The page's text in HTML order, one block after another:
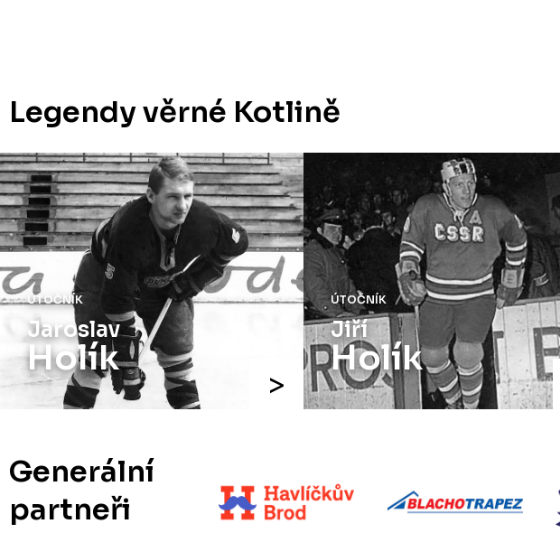
Legendy věrné Kotlině
ÚTOČNÍK
Jaroslav
Holík
ÚTOČNÍK
Jiří
Holík
Generální
partneři